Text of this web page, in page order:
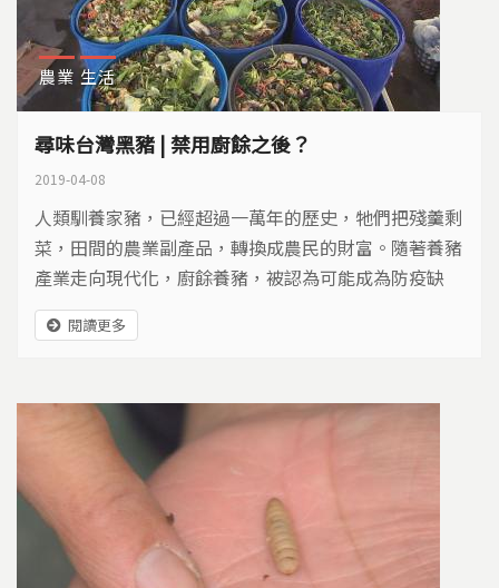
農業 生活
尋味台灣黑豬 | 禁用廚餘之後？
2019-04-08
人類馴養家豬，已經超過一萬年的歷史，牠們把殘羹剩
菜，田間的農業副產品，轉換成農民的財富。隨著養豬
產業走向現代化，廚餘養豬，被認為可能成為防疫缺
口。台灣每年回收的廚餘，高達55萬公噸，其中有6
2%，都成為豬的大餐。廚餘不養豬之後，該送往哪
閱讀更多